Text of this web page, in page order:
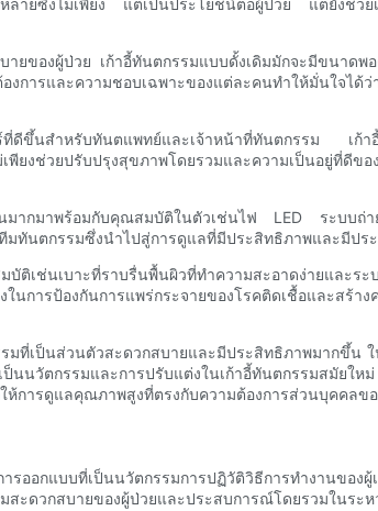
ลายซึ่งไม่เพียง แต่เป็นประโยชน์ต่อผู้ป่วย แต่ยังช่ว
ของผู้ป่วย เก้าอี้ทันตกรรมแบบดั้งเดิมมักจะมีขนาดพ
การและความชอบเฉพาะของแต่ละคนทำให้มั่นใจได้
ดีขึ้นสำหรับทันตแพทย์และเจ้าหน้าที่ทันตกรรม เก้า
ยงช่วยปรับปรุงสุขภาพโดยรวมและความเป็นอยู่ที่ดี
มากมาพร้อมกับคุณสมบัติในตัวเช่นไฟ LED ระบบถ่
มทันตกรรมซึ่งนำไปสู่การดูแลที่มีประสิทธิภาพและมีป
เช่นเบาะที่ราบรื่นพื้นผิวที่ทำความสะอาดง่ายและระ
ารป้องกันการแพร่กระจายของโรคติดเชื้อและสร้าง
ที่เป็นส่วนตัวสะดวกสบายและมีประสิทธิภาพมากขึ้น
ป็นนวัตกรรมและการปรับแต่งในเก้าอี้ทันตกรรมส
การดูแลคุณภาพสูงที่ตรงกับความต้องการส่วนบุคคลข
ออกแบบที่เป็นนวัตกรรมการปฏิวัติวิธีการทำงานขอ
ะดวกสบายของผู้ป่วยและประสบการณ์โดยรวมในระ